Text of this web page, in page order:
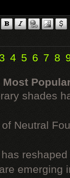
4 5 6 7 8
Most
shades
Neutral
emerging